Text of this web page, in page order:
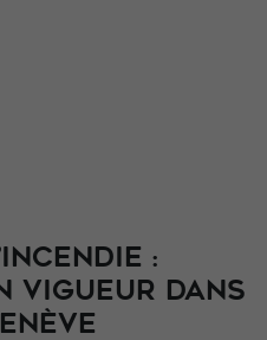
:
VIGUEUR DANS
En partageant
votre intérêt et
votre